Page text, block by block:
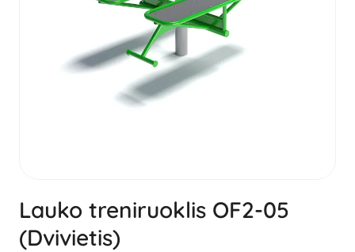
Lauko treniruoklis OF2-05
(Dvivietis)